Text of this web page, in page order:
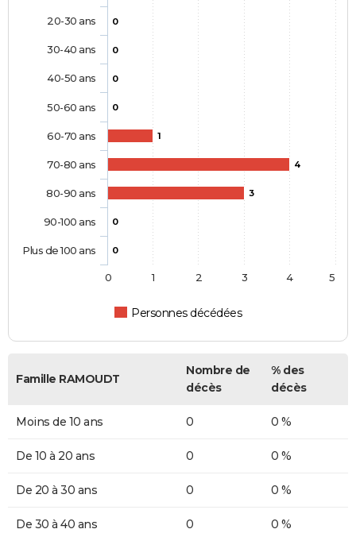
0
0
0
0
1
4
3
0
0
Personnes décédées
20-30 ans
30-40 ans
40-50 ans
50-60 ans
60-70 ans
70-80 ans
80-90 ans
90-100 ans
Plus de 100 ans
0 1 2 3 4 5
Famille RAMOUDT
Nombre de
décès
% des
décès
Moins de 10 ans 0 0 %
De 10 à 20 ans 0 0 %
De 20 à 30 ans 0 0 %
De 30 à 40 ans 0 0 %